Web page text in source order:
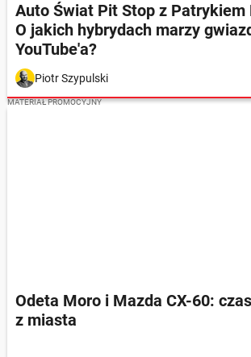
Auto Świat Pit Stop z
O jakich hybrydach marzy
YouTube'a?
Piotr Szypulski
MATERIAŁ PROMOCYJNY
Odeta Moro i Mazda CX-60:
z miasta